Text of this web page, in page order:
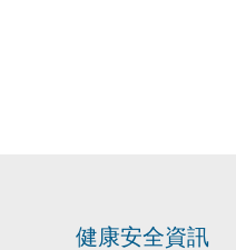
健康安全資訊